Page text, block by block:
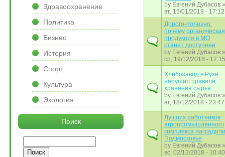
by Евгений Дубасов »
вт, 15/01/2019 - 17:12
Дорого-полезно:
почему органическая
продукция в МО
станет доступнее
by Евгений Дубасов »
ср, 19/12/2018 - 17:15
Хлебозавод в Рузе
нарушил правила
хранения сырья
by Евгений Дубасов »
вт, 18/12/2018 - 23:47
Лучших работников
агропромышленного
комплекса
Подмосковье
by Евгений Дубасов »
вс, 02/12/2018 - 10:40
Здравоохранение
Политика
Бизнес
История
Спорт
Культура
Экология
Поиск